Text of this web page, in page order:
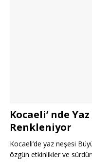
Kocaeli’ nde
Renkleniyor
Kocaeli’de yaz neşesi
özgün etkinlikler ve